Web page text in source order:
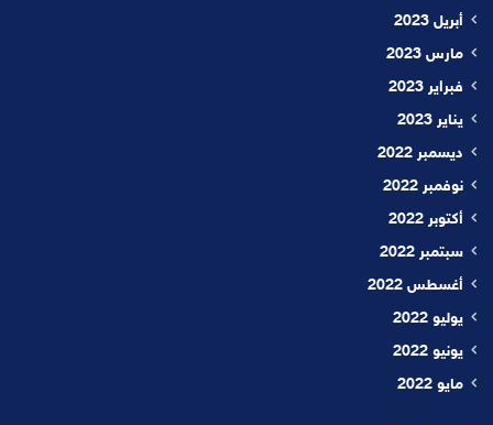
أبريل 2023
مارس 2023
فبراير 2023
يناير 2023
ديسمبر 2022
نوفمبر 2022
أكتوبر 2022
سبتمبر 2022
أغسطس 2022
يوليو 2022
يونيو 2022
مايو 2022